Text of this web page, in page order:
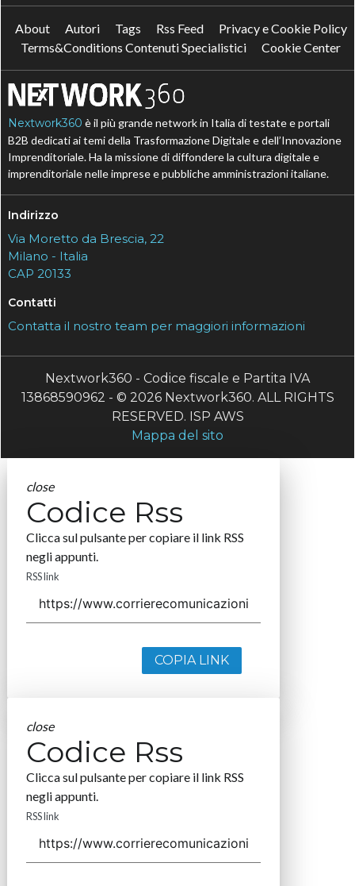
About Autori Tags Rss Feed
Privacy e Cookie Policy
Terms&Conditions Contenuti Specialistici
Cookie Center
Nextwork360 è il più grande network in Italia di testate e portali
B2B dedicati ai temi della Trasformazione Digitale e dell’Innovazione
Imprenditoriale. Ha la missione di diffondere la cultura digitale e
imprenditoriale nelle imprese e pubbliche amministrazioni italiane.
Indirizzo
Via Moretto da Brescia, 22
Milano - Italia
CAP 20133
Contatti
Contatta il nostro team per maggiori informazioni
Nextwork360 - Codice fiscale e Partita IVA
13868590962 - © 2026 Nextwork360. ALL RIGHTS
RESERVED. ISP AWS
Mappa del sito
close
Codice Rss
Clicca sul pulsante per copiare il link RSS
negli appunti.
RSS link
COPIA LINK
close
Codice Rss
Clicca sul pulsante per copiare il link RSS
negli appunti.
RSS link